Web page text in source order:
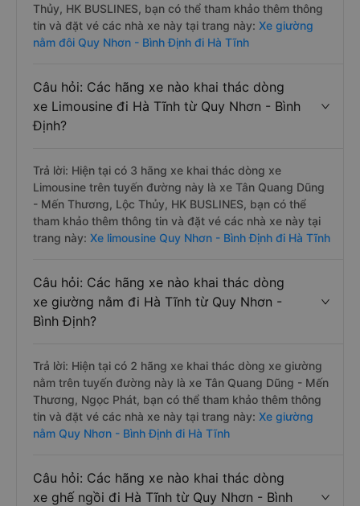
Thủy, HK BUSLINES, bạn có thể tham khảo thêm thông
tin và đặt vé các nhà xe này tại trang này: Xe giường
nằm đôi Quy Nhơn - Bình Định đi Hà Tĩnh
Câu hỏi: Các hãng xe nào khai thác dòng
xe Limousine đi Hà Tĩnh từ Quy Nhơn - Bình
Định?
Trả lời: Hiện tại có 3 hãng xe khai thác dòng xe
Limousine trên tuyến đường này là xe Tân Quang Dũng
- Mến Thương, Lộc Thủy, HK BUSLINES, bạn có thể
tham khảo thêm thông tin và đặt vé các nhà xe này tại
trang này: Xe limousine Quy Nhơn - Bình Định đi Hà Tĩnh
Câu hỏi: Các hãng xe nào khai thác dòng
xe giường nằm đi Hà Tĩnh từ Quy Nhơn -
Bình Định?
Trả lời: Hiện tại có 2 hãng xe khai thác dòng xe giường
nằm trên tuyến đường này là xe Tân Quang Dũng - Mến
Thương, Ngọc Phát, bạn có thể tham khảo thêm thông
tin và đặt vé các nhà xe này tại trang này: Xe giường
nằm Quy Nhơn - Bình Định đi Hà Tĩnh
Câu hỏi: Các hãng xe nào khai thác dòng
xe ghế ngồi đi Hà Tĩnh từ Quy Nhơn - Bình